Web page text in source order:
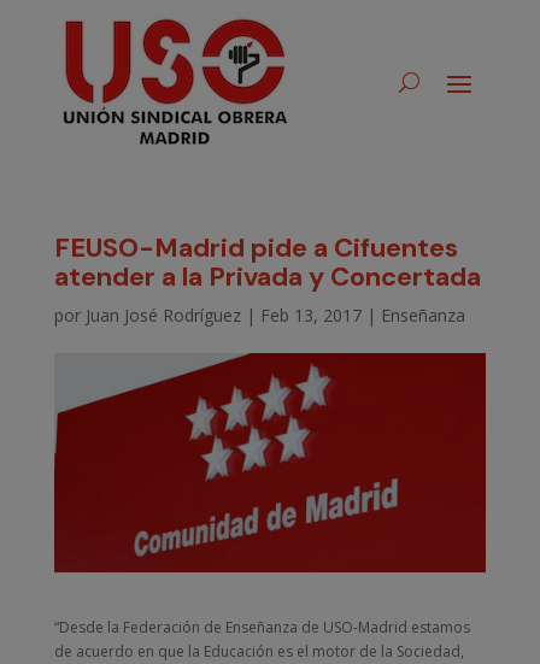
FEUSO-Madrid pide a Cifuentes
atender a la Privada y Concertada
por Juan José Rodríguez| Feb 13, 2017| Enseñanza
“Desde la Federación de Enseñanza de USO-Madrid estamos
de acuerdo en que la Educación es el motor de la Sociedad,